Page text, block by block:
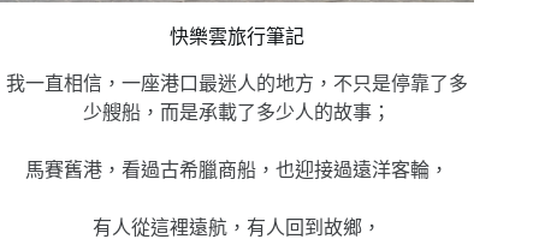
快樂雲旅行筆記
我一直相信，一座港口最迷人的地方，不只是停靠了多
少艘船，而是承載了多少人的故事；
馬賽舊港，看過古希臘商船，也迎接過遠洋客輪，
有人從這裡遠航，有人回到故鄉，